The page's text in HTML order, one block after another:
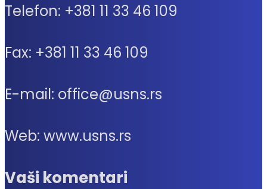
Telefon: +381 11 33 46 109
Fax: +381 11 33 46 109
E-mail: office@usns.rs
Web: www.usns.rs
Vaši komentari